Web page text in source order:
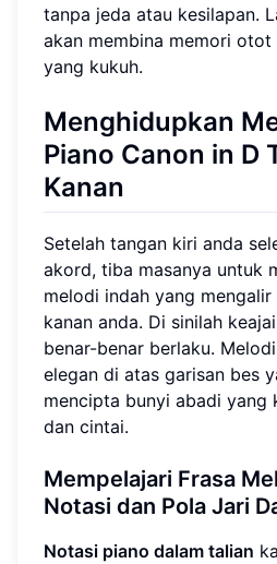
tanpa jeda atau kesilapan.
akan membina memori otot
yang kukuh.
Menghidupkan
Piano Canon in D
Kanan
Setelah tangan kiri anda
akord, tiba masanya untuk
melodi indah yang
kanan anda. Di sinilah
benar-benar berlaku.
elegan di atas garisan bes
mencipta bunyi abadi yang
dan cintai.
Mempelajari Frasa
Notasi dan Pola Jari
Notasi piano dalam talian